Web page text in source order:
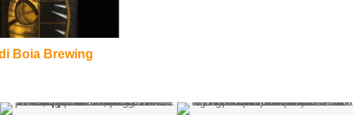
Boia Brewing